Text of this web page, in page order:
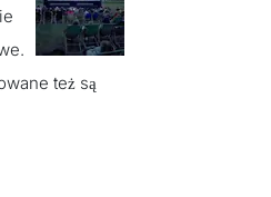
też są